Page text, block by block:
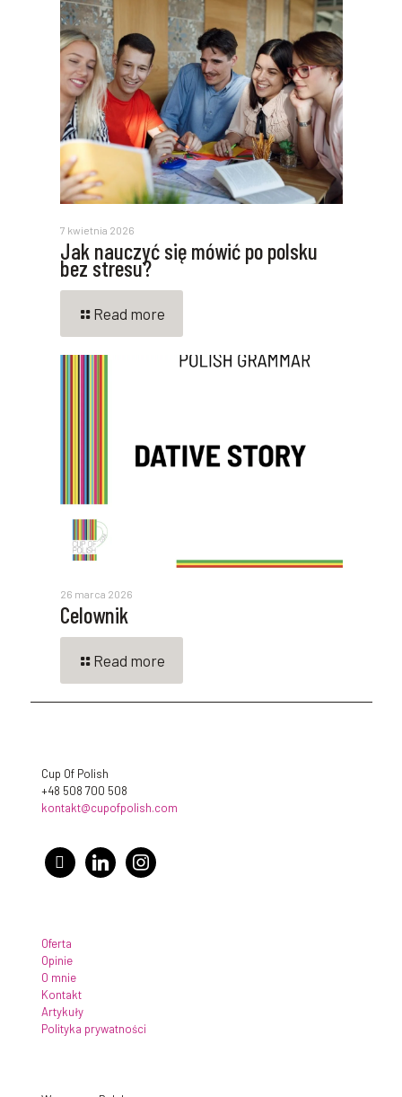
7 kwietnia 2026
Jak nauczyć się mówić po polsku
bez stresu?
Read more
26 marca 2026
Celownik
Read more
Cup Of Polish
+48 508 700 508
kontakt@cupofpolish.com
facebooklinkedin instagram
Oferta
Opinie
O mnie
Kontakt
Artykuły
Polityka prywatności